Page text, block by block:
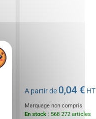
A partir de 0,04 € HT
Marquage non compris
En stock : 568 272 articles